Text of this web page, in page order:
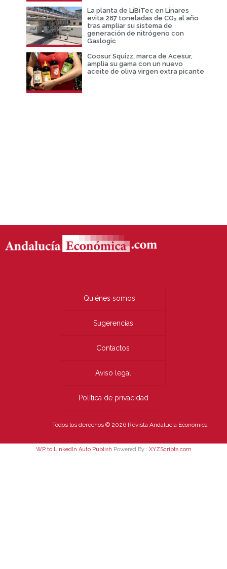
La planta de LiBiTec en Linares
evita 287 toneladas de CO₂ al año
tras ampliar su sistema de
generación de nitrógeno con
Gaslogic
Coosur Squizz, marca de Acesur,
amplia su gama con un nuevo
aceite de oliva virgen extra picante
Quiénes somos
Sugerencias
Contactos
Aviso legal
Política de privacidad
Todos los derechos © 2026 Revista Andalucía Económica
WP to LinkedIn Auto Publish Powered By : XYZScripts.com